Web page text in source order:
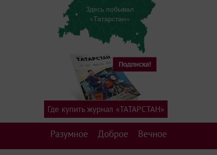
Здесь побывал
«Татарстан»
Разумное Доброе Вечное
Где купить журнал «ТАТАРСТАН»